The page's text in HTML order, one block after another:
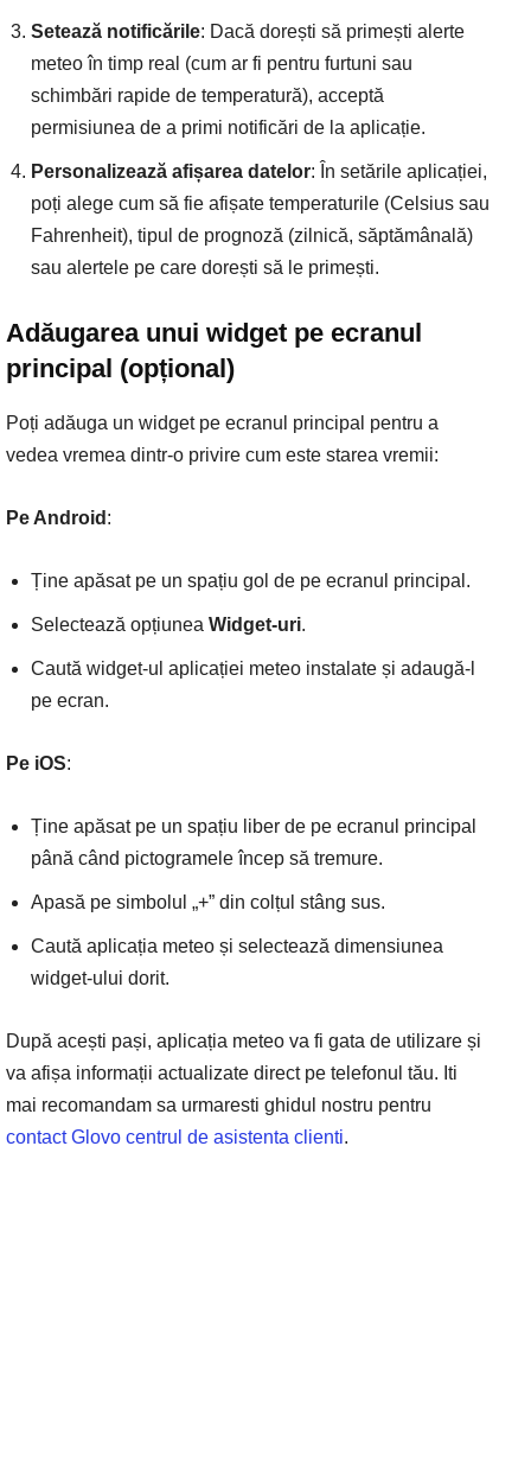
Setează notificările: Dacă dorești să primești alerte
meteo în timp real (cum ar fi pentru furtuni sau
schimbări rapide de temperatură), acceptă
permisiunea de a primi notificări de la aplicație.
Personalizează afișarea datelor: În setările aplicației,
poți alege cum să fie afișate temperaturile (Celsius sau
Fahrenheit), tipul de prognoză (zilnică, săptămânală)
sau alertele pe care dorești să le primești.
Adăugarea unui widget pe ecranul
principal (opțional)
Poți adăuga un widget pe ecranul principal pentru a
vedea vremea dintr-o privire cum este starea vremii:
Pe Android :
Ține apăsat pe un spațiu gol de pe ecranul principal.
Selectează opțiunea Widget-uri.
Caută widget-ul aplicației meteo instalate și adaugă-l
pe ecran.
Pe iOS:
Ține apăsat pe un spațiu liber de pe ecranul principal
până când pictogramele încep să tremure.
Apasă pe simbolul „+” din colțul stâng sus.
Caută aplicația meteo și selectează dimensiunea
widget-ului dorit.
După acești pași, aplicația meteo va fi gata de utilizare și
va afișa informații actualizate direct pe telefonul tău. Iti
mai recomandam sa urmaresti ghidul nostru pentru
contact Glovo centrul de asistenta clienti.